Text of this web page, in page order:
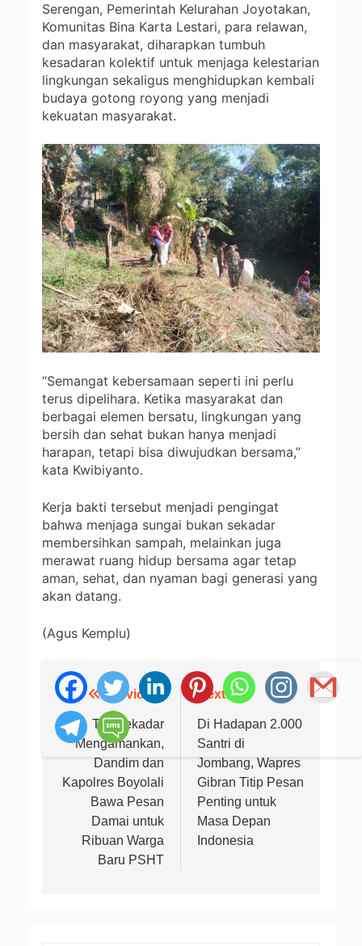
Serengan, Pemerintah Kelurahan Joyotakan,
Komunitas Bina Karta Lestari, para relawan,
dan masyarakat, diharapkan tumbuh
kesadaran kolektif untuk menjaga kelestarian
lingkungan sekaligus menghidupkan kembali
budaya gotong royong yang menjadi
kekuatan masyarakat.
“Semangat kebersamaan seperti ini perlu
terus dipelihara. Ketika masyarakat dan
berbagai elemen bersatu, lingkungan yang
bersih dan sehat bukan hanya menjadi
harapan, tetapi bisa diwujudkan bersama,”
kata Kwibiyanto.
Kerja bakti tersebut menjadi pengingat
bahwa menjaga sungai bukan sekadar
membersihkan sampah, melainkan juga
merawat ruang hidup bersama agar tetap
aman, sehat, dan nyaman bagi generasi yang
akan datang.
(Agus Kemplu)
Navigasi
pos
Previous:
Tak Sekadar
Mengamankan,
Dandim dan
Kapolres Boyolali
Bawa Pesan
Damai untuk
Ribuan Warga
Baru PSHT
Next:
Di Hadapan 2.000
Santri di
Jombang, Wapres
Gibran Titip Pesan
Penting untuk
Masa Depan
Indonesia